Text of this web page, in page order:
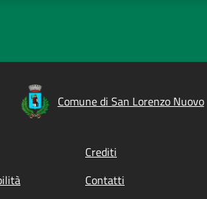
Comune di San Lorenzo Nuovo
Crediti
Contatti